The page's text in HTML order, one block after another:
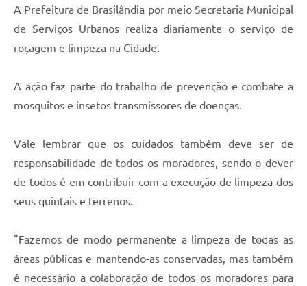
A Prefeitura de Brasilândia por meio Secretaria Municipal
de Serviços Urbanos realiza diariamente o serviço de
roçagem e limpeza na Cidade.
A ação faz parte do trabalho de prevenção e combate a
mosquitos e insetos transmissores de doenças.
Vale lembrar que os cuidados também deve ser de
responsabilidade de todos os moradores, sendo o dever
de todos é em contribuir com a execução de limpeza dos
seus quintais e terrenos.
"Fazemos de modo permanente a limpeza de todas as
áreas públicas e mantendo-as conservadas, mas também
é necessário a colaboração de todos os moradores para